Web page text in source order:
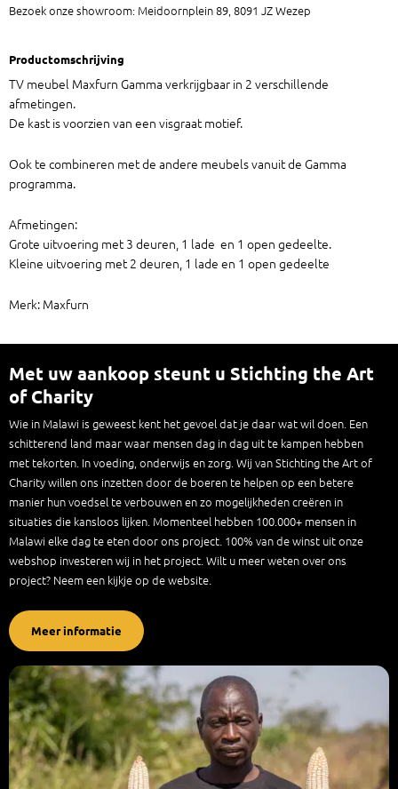
Bezoek onze showroom: Meidoornplein 89, 8091 JZ Wezep
Productomschrijving
TV meubel Maxfurn Gamma verkrijgbaar in 2 verschillende
afmetingen.
De kast is voorzien van een visgraat motief.
Ook te combineren met de andere meubels vanuit de Gamma
programma.
Afmetingen:
Grote uitvoering met 3 deuren, 1 lade en 1 open gedeelte.
Kleine uitvoering met 2 deuren, 1 lade en 1 open gedeelte
Merk: Maxfurn
Met uw aankoop steunt u Stichting the Art
of Charity
Wie in Malawi is geweest kent het gevoel dat je daar wat wil doen. Een
schitterend land maar waar mensen dag in dag uit te kampen hebben
met tekorten. In voeding, onderwijs en zorg. Wij van Stichting the Art of
Charity willen ons inzetten door de boeren te helpen op een betere
manier hun voedsel te verbouwen en zo mogelijkheden creëren in
situaties die kansloos lijken. Momenteel hebben 100.000+ mensen in
Malawi elke dag te eten door ons project. 100% van de winst uit onze
webshop investeren wij in het project. Wilt u meer weten over ons
project? Neem een kijkje op de website.
Meer informatie